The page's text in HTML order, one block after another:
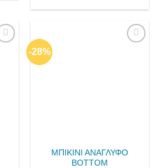
-28%
ΜΠΙΚΙΝΙ ΑΝΑΓΛΥΦΟ
BOTTOM